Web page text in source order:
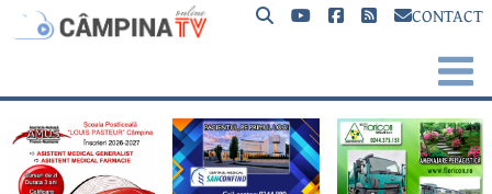
CONTACT